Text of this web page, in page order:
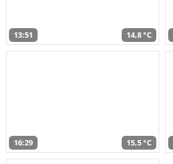
13:51 14,8 °C
16:29 15,5 °C